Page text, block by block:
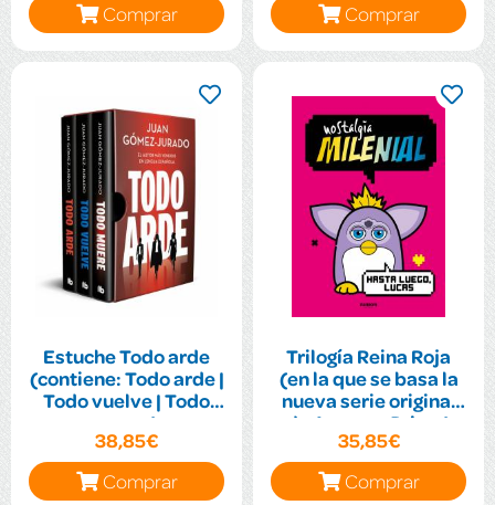
Comprar
Comprar
Estuche Todo arde
(contiene: Todo arde |
Todo vuelve | Todo
muere)
38,85€
Comprar
Trilogía Reina Roja
(en la que se basa la
nueva serie original
de Amazon Prime)
35,85€
Comprar